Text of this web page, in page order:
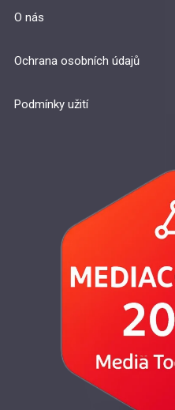
O nás
Ochrana osobních údajů
Podmínky užití